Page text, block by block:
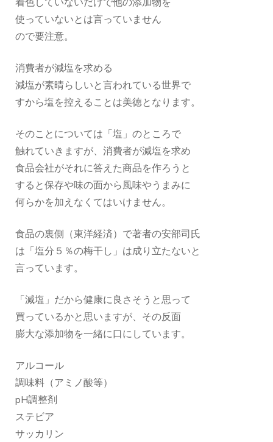
使っていないとは言っていません
ので要注意。
消費者が減塩を求める
減塩が素晴らしいと言われている世界で
すから塩を控えることは美徳となります。
そのことについては「塩」のところで
触れていきますが、消費者が減塩を求め
食品会社がそれに答えた商品を作ろうと
すると保存や味の面から風味やうまみに
何らかを加えなくてはいけません。
食品の裏側（東洋経済）で著者の安部司氏
は「塩分５％の梅干し」は成り立たないと
言っています。
「減塩」だから健康に良さそうと思って
買っているかと思いますが、その反面
膨大な添加物を一緒に口にしています。
アルコール
調味料（アミノ酸等）
pH調整剤
ステビア
サッカリン